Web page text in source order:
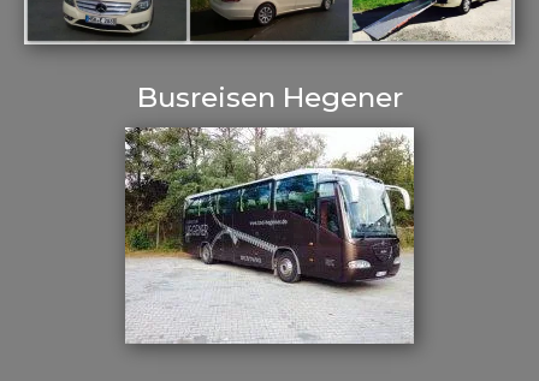
Busreisen Hegener